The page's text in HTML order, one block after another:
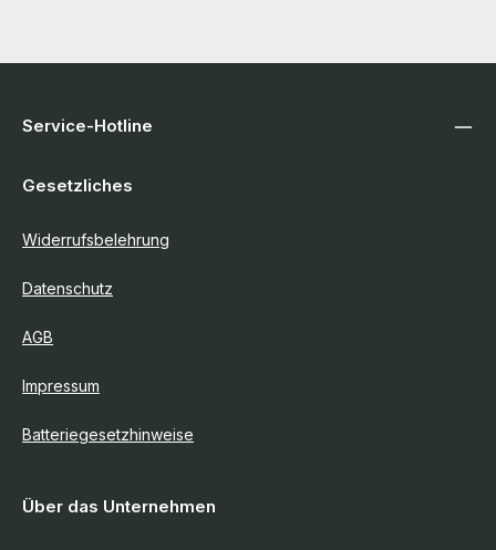
Service-Hotline
Gesetzliches
Widerrufsbelehrung
Datenschutz
AGB
Impressum
Batteriegesetzhinweise
Über das Unternehmen